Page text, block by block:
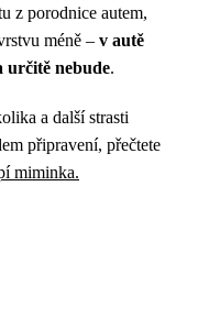
z porodnice autem,
méně – v autě
určitě nebude.
a další strasti
připravení, přečtete
miminka.